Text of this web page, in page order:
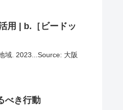
用 | b.［ビードッ
域. 2023...Source: 大阪
べき行動